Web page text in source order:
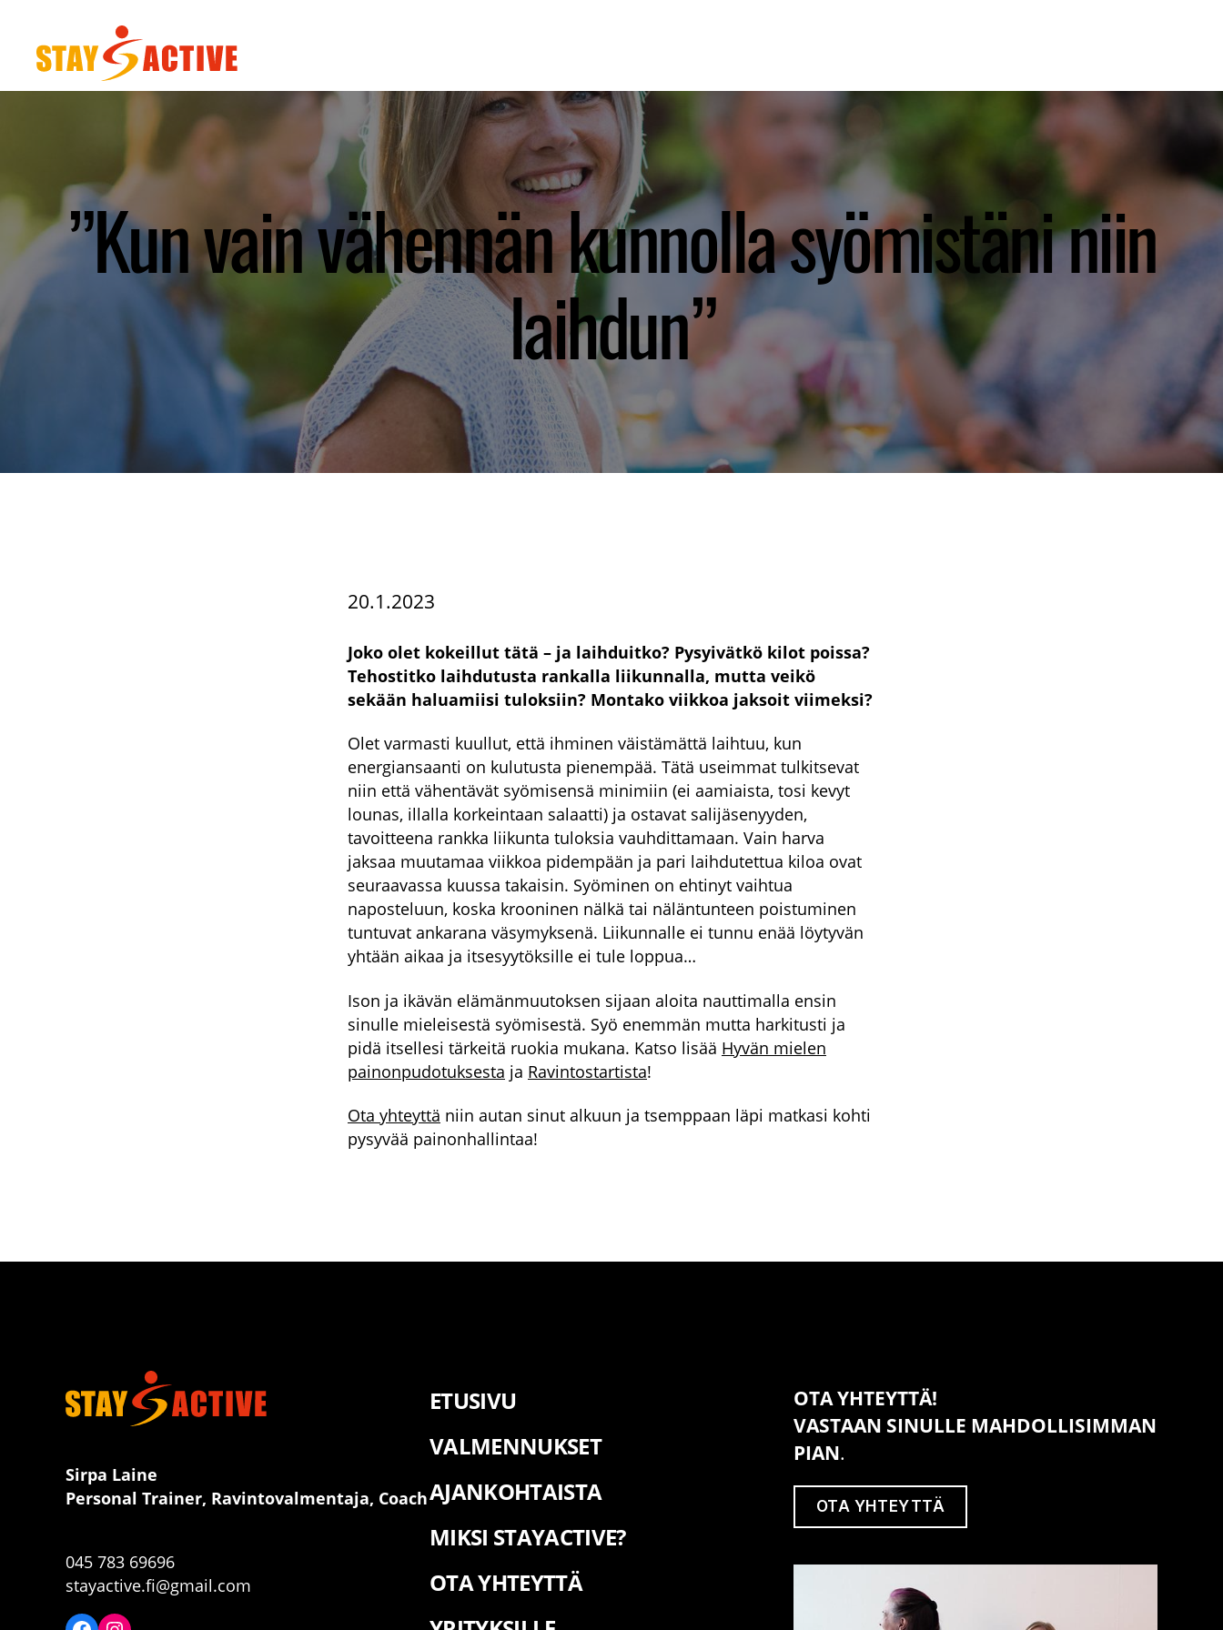
StayActive
”Kun vain vähennän kunnolla syömistäni niin
laihdun”
20.1.2023
Joko olet kokeillut tätä – ja laihduitko? Pysyivätkö kilot poissa?
Tehostitko laihdutusta rankalla liikunnalla, mutta veikö
sekään haluamiisi tuloksiin? Montako viikkoa jaksoit viimeksi?
Olet varmasti kuullut, että ihminen väistämättä laihtuu, kun
energiansaanti on kulutusta pienempää. Tätä useimmat tulkitsevat
niin että vähentävät syömisensä minimiin (ei aamiaista, tosi kevyt
lounas, illalla korkeintaan salaatti) ja ostavat salijäsenyyden,
tavoitteena rankka liikunta tuloksia vauhdittamaan. Vain harva
jaksaa muutamaa viikkoa pidempään ja pari laihdutettua kiloa ovat
seuraavassa kuussa takaisin. Syöminen on ehtinyt vaihtua
naposteluun, koska krooninen nälkä tai näläntunteen poistuminen
tuntuvat ankarana väsymyksenä. Liikunnalle ei tunnu enää löytyvän
yhtään aikaa ja itsesyytöksille ei tule loppua…
Ison ja ikävän elämänmuutoksen sijaan aloita nauttimalla ensin
sinulle mieleisestä syömisestä. Syö enemmän mutta harkitusti ja
pidä itsellesi tärkeitä ruokia mukana. Katso lisää Hyvän mielen
painonpudotuksesta ja Ravintostartista!
Ota yhteyttä niin autan sinut alkuun ja tsemppaan läpi matkasi kohti
pysyvää painonhallintaa!
Sirpa Laine
Personal Trainer, Ravintovalmentaja, Coach
045 783 69696
stayactive.fi@gmail.com
ETUSIVU
VALMENNUKSET
AJANKOHTAISTA
MIKSI STAYACTIVE?
OTA YHTEYTTÄ
OTA YHTEYTTÄ!
VASTAAN SINULLE MAHDOLLISIM­MAN
PIAN.
OTA YHTEYTTÄ